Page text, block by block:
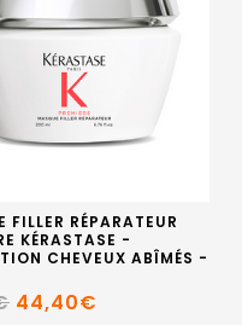
FILLER RÉPARATEUR
KÉRASTASE -
CHEVEUX ABÎMÉS -
44,40€